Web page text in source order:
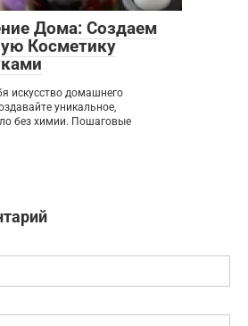
Дома: Создаем
Косметику
искусство домашнего
уникальное,
без химии. Пошаговые